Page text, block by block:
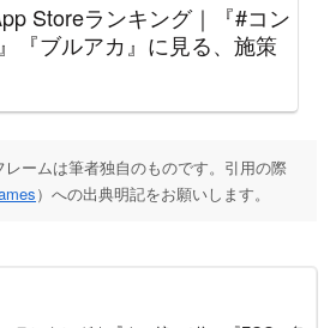
Storeランキング｜『#コン
『ブルアカ』に見る、施策
ームは筆者独自のものです。引用の際
）への出典明記をお願いします。